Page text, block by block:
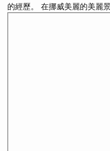
的經歷。 在挪威美麗的美麗